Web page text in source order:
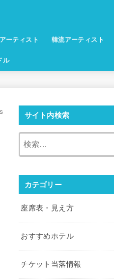
ーティスト 韓流アーティスト
ル
サイト内検索
カテゴリー
座席表・見え方
おすすめホテル
チケット当落情報